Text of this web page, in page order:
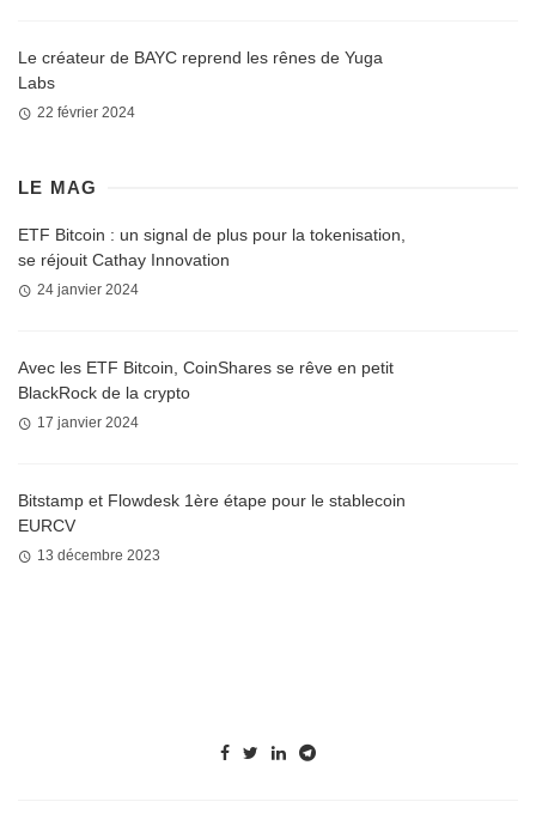
Le créateur de BAYC reprend les rênes de Yuga
Labs
22 février 2024
LE MAG
ETF Bitcoin : un signal de plus pour la tokenisation,
se réjouit Cathay Innovation
24 janvier 2024
Avec les ETF Bitcoin, CoinShares se rêve en petit
BlackRock de la crypto
17 janvier 2024
Bitstamp et Flowdesk 1ère étape pour le stablecoin
EURCV
13 décembre 2023